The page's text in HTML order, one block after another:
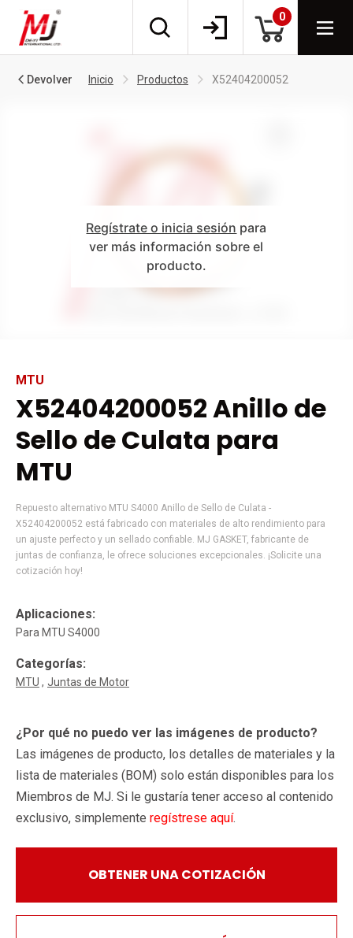
0
Devolver Inicio Productos X52404200052
Regístrate o inicia sesión para
ver más información sobre el
producto.
MTU
X52404200052 Anillo de
Sello de Culata para
MTU
Repuesto alternativo MTU S4000 Anillo de Sello de Culata -
X52404200052 está fabricado con materiales de alto rendimiento para
un ajuste perfecto y un sellado confiable. MJ GASKET, fabricante de
juntas de confianza, le ofrece soluciones excepcionales. ¡Solicite una
cotización hoy!
Aplicaciones:
Para MTU S4000
Categorías:
MTU Juntas de Motor
¿Por qué no puedo ver las imágenes de producto?
Las imágenes de producto, los detalles de materiales y la
lista de materiales (BOM) solo están disponibles para los
Miembros de MJ. Si le gustaría tener acceso al contenido
exclusivo, simplemente regístrese aquí.
OBTENER UNA COTIZACIÓN